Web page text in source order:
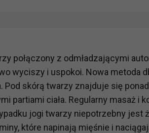
połączony z odmładzającymi
wyciszy i uspokoi. Nowa metoda
skórą twarzy znajduje się
partiami ciała. Regularny masaż i
jogi twarzy niepotrzebny jest
które napinają mięśnie i